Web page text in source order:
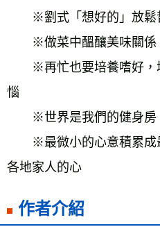
※劉式「想好的」放鬆
※做菜中醞釀美味關係
※再忙也要培養嗜好，
惱
※世界是我們的健身房
※最微小的心意積累成
各地家人的心
作者介紹